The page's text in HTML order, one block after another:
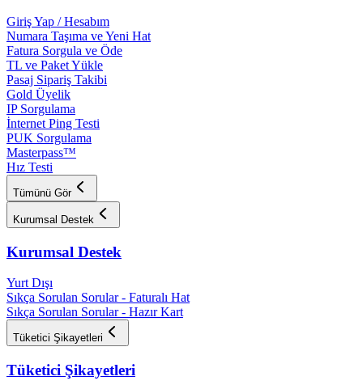
Giriş Yap / Hesabım
Numara Taşıma ve Yeni Hat
Fatura Sorgula ve Öde
TL ve Paket Yükle
Pasaj Sipariş Takibi
Gold Üyelik
IP Sorgulama
İnternet Ping Testi
PUK Sorgulama
Masterpass™
Hız Testi
Tümünü Gör
Kurumsal Destek
Kurumsal Destek
Yurt Dışı
Sıkça Sorulan Sorular - Faturalı Hat
Sıkça Sorulan Sorular - Hazır Kart
Tüketici Şikayetleri
Tüketici Şikayetleri